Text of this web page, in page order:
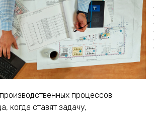
процессов
когда ставят задачу,